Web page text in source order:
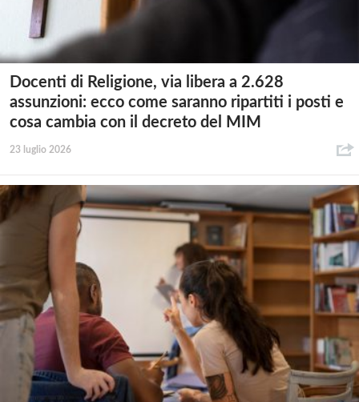
Docenti di Religione, via libera a 2.628
assunzioni: ecco come saranno ripartiti i posti e
cosa cambia con il decreto del MIM
23 luglio 2026